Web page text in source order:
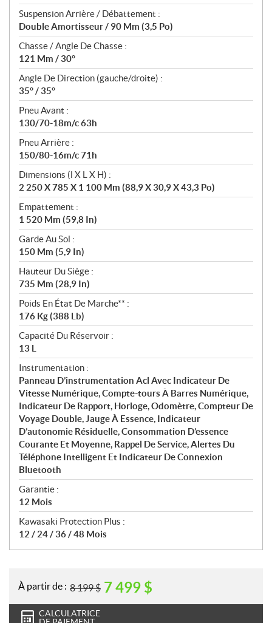
Suspension Arrière / Débattement :
Double Amortisseur / 90 Mm (3,5 Po)
Chasse / Angle De Chasse :
121 Mm / 30°
Angle De Direction (gauche/droite) :
35° / 35°
Pneu Avant :
130/70-18m/c 63h
Pneu Arrière :
150/80-16m/c 71h
Dimensions (l X L X H) :
2 250 X 785 X 1 100 Mm (88,9 X 30,9 X 43,3 Po)
Empattement :
1 520 Mm (59,8 In)
Garde Au Sol :
150 Mm (5,9 In)
Hauteur Du Siège :
735 Mm (28,9 In)
Poids En État De Marche** :
176 Kg (388 Lb)
Capacité Du Réservoir :
13 L
Instrumentation :
Panneau D’instrumentation Acl Avec Indicateur De
Vitesse Numérique, Compte-tours À Barres Numérique,
Indicateur De Rapport, Horloge, Odomètre, Compteur De
Voyage Double, Jauge À Essence, Indicateur
D’autonomie Résiduelle, Consommation D’essence
Courante Et Moyenne, Rappel De Service, Alertes Du
Téléphone Intelligent Et Indicateur De Connexion
Bluetooth
Garantie :
12 Mois
Kawasaki Protection Plus :
12 / 24 / 36 / 48 Mois
À partir de : 8 199$ 7 499 $
CALCULATRICE